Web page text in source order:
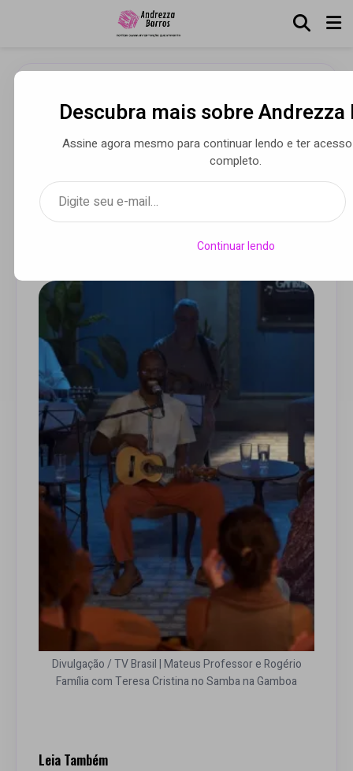
Roda de samba Poeira
Pura embala bate-papo
com clássicos do gênero
em programa da TV Brasil
• 05 set 2025
Divulgação / TV Brasil | Mateus Professor e Rogério
Família com Teresa Cristina no Samba na Gamboa
Leia Também
Descubra mais sobre
Assine agora mesmo para continuar lendo e ter
completo.
Digite seu e-mail…
Continuar lendo